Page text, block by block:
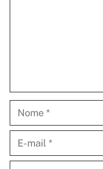
mail